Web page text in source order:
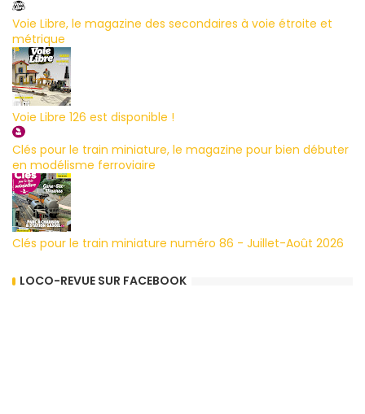
Voie Libre, le magazine des secondaires à voie étroite et
métrique
Voie Libre 126 est disponible !
Clés pour le train miniature, le magazine pour bien débuter
en modélisme ferroviaire
Clés pour le train miniature numéro 86 - Juillet-Août 2026
LOCO-REVUE SUR FACEBOOK